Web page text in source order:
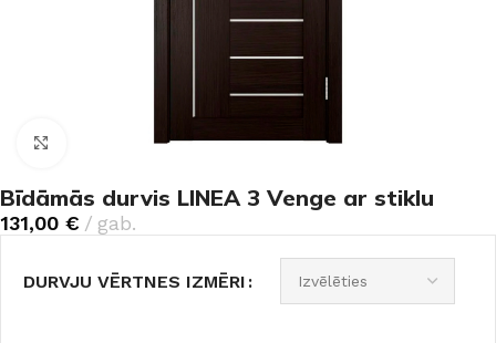
Noklikšķiniet, lai palielinātu
Bīdāmās durvis LINEA 3 Venge ar stiklu
131,00 € gab.
DURVJU VĒRTNES IZMĒRI